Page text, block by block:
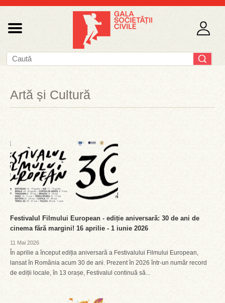
Artă și Cultură
Festivalul Filmului European - ediție aniversară: 30 de ani de
cinema fără margini! 16 aprilie - 1 iunie 2026
11 Mai 2026
În aprilie a început ediția aniversară a Festivalului Filmului European,
lansat în România acum 30 de ani. Prezent în 2026 într-un număr record
de ediții locale, în 13 orașe, Festivalul continuă să...